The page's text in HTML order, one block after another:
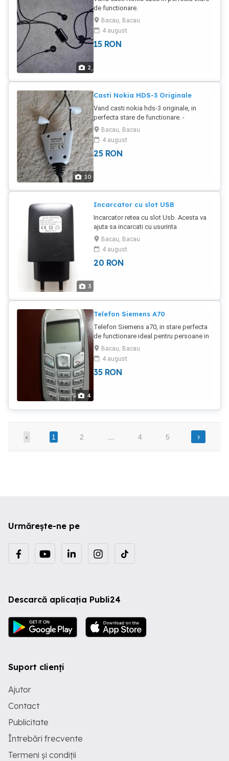
2
de functionare.
Bacau, Bacau
4 august
15 RON
10
Casti Nokia HDS-3 Originale
Vand casti nokia hds-3 originale, in
perfecta stare de functionare. -
comanda pe fir pt. acceptare apel sau
inchidere convorbire - includ microfon
pe fir - castile provin de la telefonul
NOKIA N71.
Bacau, Bacau
4 august
25 RON
3
Incarcator cu slot USB
Incarcator retea cu slot Usb. Acesta va
ajuta sa incarcati cu usurinta
dispozitivul de la priza.Sistem de
protectie la supraincarcare si socuri.
Asigura o incarcare optima in conditii de
maxima siguranta
Bacau, Bacau
4 august
20 RON
4
Telefon Siemens A70
Telefon Siemens a70, in stare perfecta
de functionare ideal pentru persoane in
varsta sau pentru colectionari. Se vinde
cu incarcatorul original dar fara baterie
(s-a umflat si am aruncat-o).
Bacau, Bacau
4 august
35 RON
‹ 1 2 4 5 ›
Urmărește-ne pe
Descarcă aplicația Publi24
Suport clienți
Ajutor
Contact
Publicitate
Întrebări frecvente
Termeni și condiții